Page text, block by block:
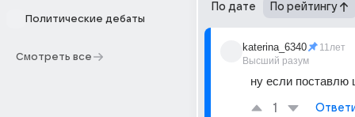
Политические дебаты
Смотреть все
По дате По рейтингу
katerina_6340
Высший разум
11лет
ну если поставлю
1